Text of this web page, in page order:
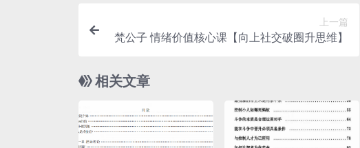
上一篇
梵公子 情绪价值核心课【向上社交破圈升思维】
相关文章